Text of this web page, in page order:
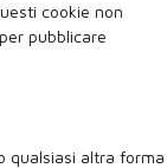
cookie non
pubblicare
qualsiasi altra forma